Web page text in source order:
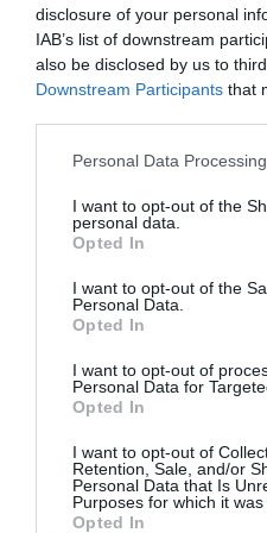
disclosure of your personal
IAB’s list of downstream
also be disclosed by us to
Downstream Participants that
Personal Data
I want to opt-out of the
personal data.
Opted In
I want to opt-out of the
Personal Data.
Opted In
I want to opt-out of
Personal Data for
Opted In
I want to opt-out of
Retention, Sale, and/or
Personal Data that Is
Purposes for which it was
Opted In
toţii emigranţi şi avem
Românca ne-a declarat
faci politică în Sicilia.
iar dacă funcţionarii
practică destul de des
acest abuz autorităţilor
avea loc şi la Catania,
prezenţa românilor va fi
până în ultima zi, de frica
putea face patronii sau
te evidenţiezi în politică.
Program electoral